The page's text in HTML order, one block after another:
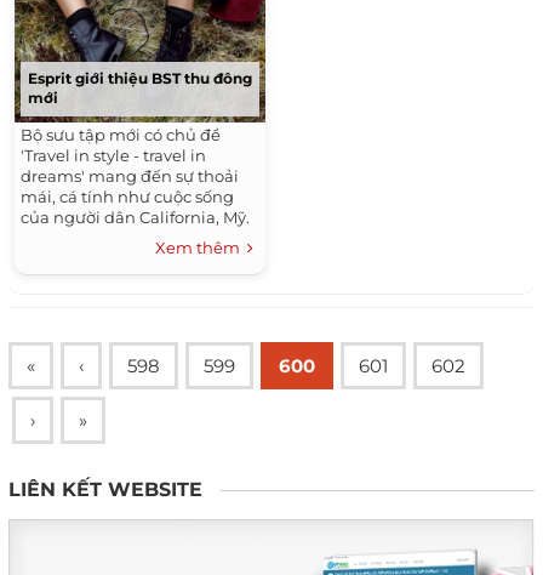
Esprit giới thiệu BST thu đông
mới
Bộ sưu tập mới có chủ đề
'Travel in style - travel in
dreams' mang đến sự thoải
mái, cá tính như cuộc sống
của người dân California, Mỹ.
Xem thêm
« ‹ 598 599 600 601 602
› »
LIÊN KẾT WEBSITE